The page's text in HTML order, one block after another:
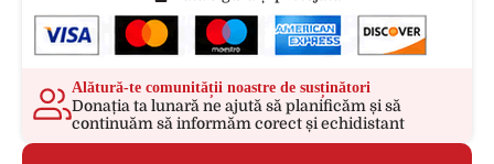
Alătură-te comunității noastre de susținători
Donația ta lunară ne ajută să planificăm și să
continuăm să informăm corect și echidistant